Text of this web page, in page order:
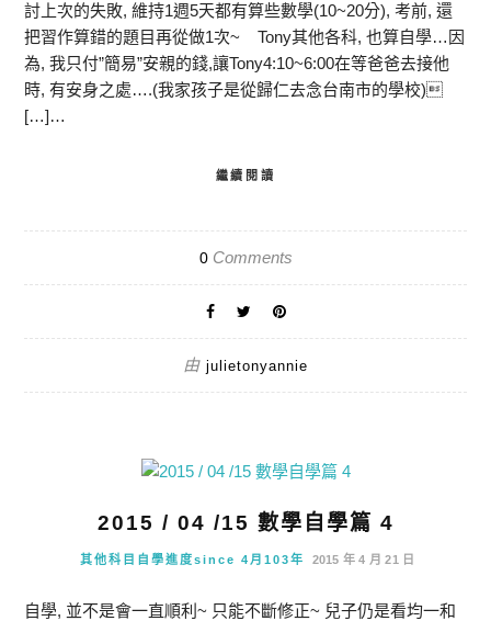
討上次的失敗, 維持1週5天都有算些數學(10~20分), 考前, 還
把習作算錯的題目再從做1次~ Tony其他各科, 也算自學…因
為, 我只付”簡易”安親的錢,讓Tony4:10~6:00在等爸爸去接他
時, 有安身之處….(我家孩子是從歸仁去念台南市的學校)
[…]…
繼續閱讀
0Comments
由 julietonyannie
2015 / 04 /15 數學自學篇 4
其他科目自學進度since 4月103年 2015 年 4 月 21 日
自學, 並不是會一直順利~ 只能不斷修正~ 兒子仍是看均一和